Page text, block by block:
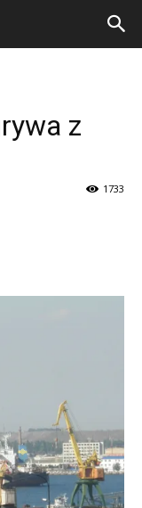
z
1733